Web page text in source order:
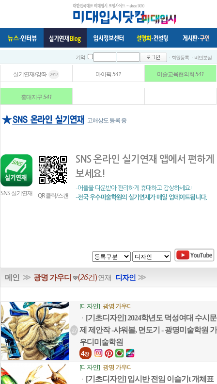
기억 ㆍ회원등록 ㆍ비번분실
실기연재/강좌 2317 마이픽541 미술교육협의회541
홍대지구541
고해상도 등록 중
SNS 실기연재 QR 클릭/스캔
SNS 온라인 실기연재 앱에서 편하게
보세요!
-어플을 다운받아 편리하게 휴대하고 감상하세요!
-전국 우수미술학원의 실기연재가 매일 업데이트됩니다.
메인 ≫ 광명 가우디 💖(26건)연재 디자인 ≫
27
[디자인] 광명 가우디
ㆍ [기초디자인] 2024학년도 덕성여대 수시문
제 제안작 -샤워볼, 면도기 - 광명미술학원 가
우디미술학원
4장
[디자인] 광명 가우디
ㆍ [기초디자인] 입시반 전임 이슬기t 개체표